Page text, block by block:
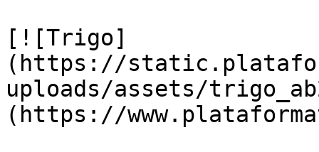
[![Trigo]
(https://
uploads/assets/
(https://